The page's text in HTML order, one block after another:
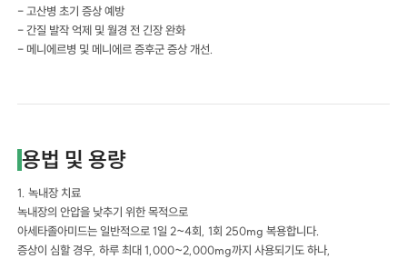
- 고산병 초기 증상 예방
- 간질 발작 억제 및 월경 전 긴장 완화
- 메니에르병 및 메니에르 증후군 증상 개선.
용법 및 용량
1. 녹내장 치료
녹내장의 안압을 낮추기 위한 목적으로
아세타졸아미드는 일반적으로 1일 2~4회, 1회 250mg 복용합니다.
증상이 심할 경우, 하루 최대 1,000~2,000mg까지 사용되기도 하나,